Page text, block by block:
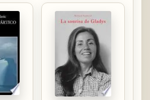
del amor propio y a prosperar como
persona, pese a la dura realidad en la
que le tocó vivir.